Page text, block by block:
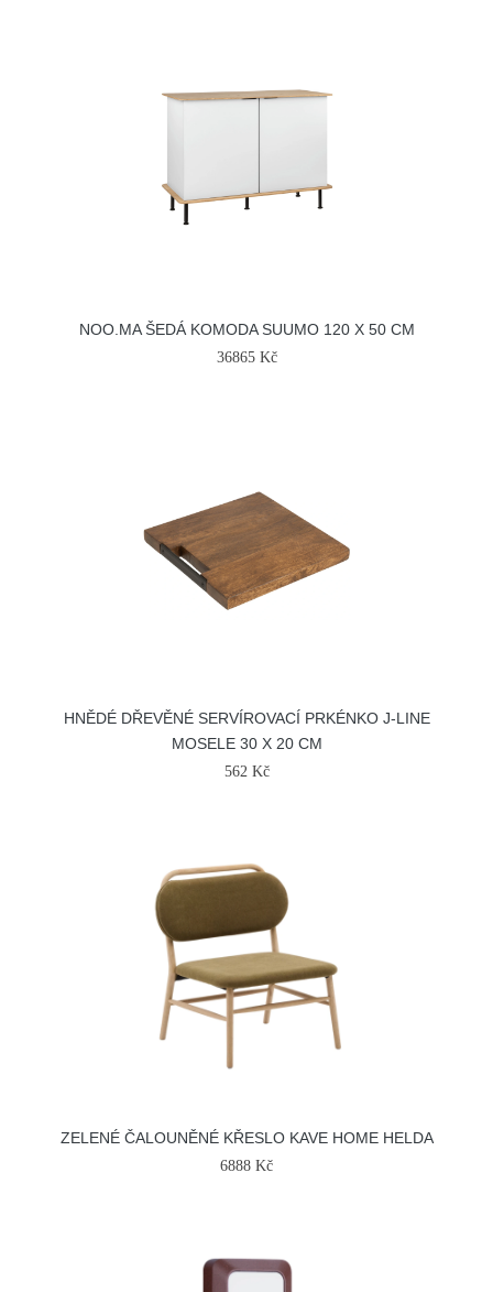
NOO.MA ŠEDÁ KOMODA SUUMO 120 X 50 CM
36865 Kč
HNĚDÉ DŘEVĚNÉ SERVÍROVACÍ PRKÉNKO J-LINE
MOSELE 30 X 20 CM
562 Kč
ZELENÉ ČALOUNĚNÉ KŘESLO KAVE HOME HELDA
6888 Kč